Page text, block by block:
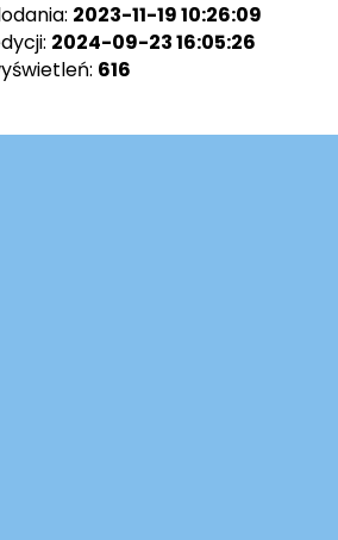
2023-11-19 10:26:09
2024-09-23 16:05:26
616